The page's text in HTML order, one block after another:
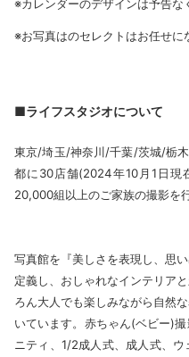
※カレンダーのデザインは予告な
※お写真はのセレクトはお任せに
■ライフスタジオについて
東京/埼玉/神奈川/千葉/茨城/栃
都に30店舗(2024年10月1日現
20,000組以上のご家族の撮影を
写真館を『美しさを表現し、思
定義し、おしゃれなインテリア
ろん大人でも楽しみながら自然
いています。赤ちゃん(ベビー)
ニティ、1/2成人式、成人式、